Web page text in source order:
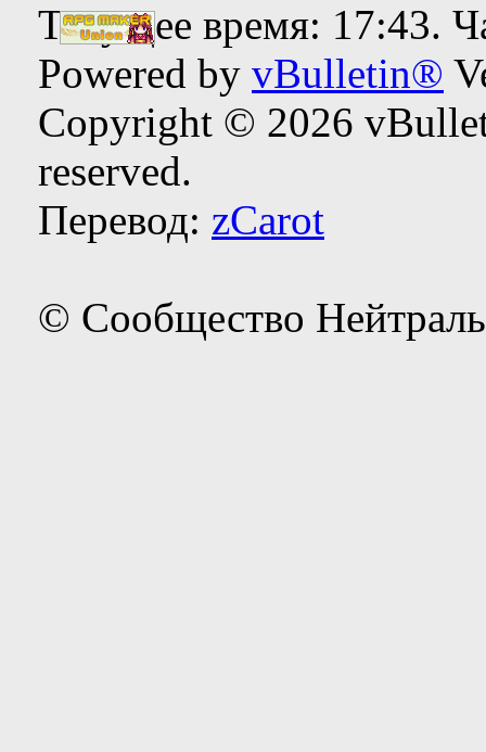
Текущее время: 17:43.
Powered by vBulletin®
Copyright © 2026
reserved.
Перевод: zCarot
© Сообщество